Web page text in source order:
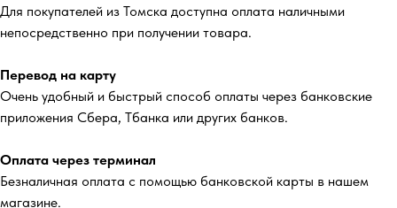
Для покупателей из Томска доступна оплата наличными
непосредственно при получении товара.
Перевод на карту
Очень удобный и быстрый способ оплаты через банковские
приложения Сбера, Тбанка или других банков.
Оплата через терминал
Безналичная оплата с помощью банковской карты в нашем
магазине.